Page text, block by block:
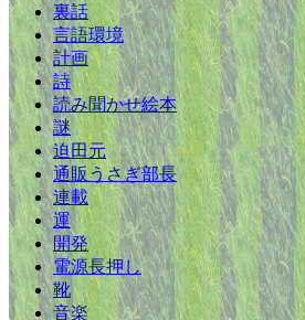
裏話
言語環境
計画
詩
読み聞かせ絵本
謎
迫田元
通販うさぎ部長
連載
運
開発
電源長押し
靴
音楽